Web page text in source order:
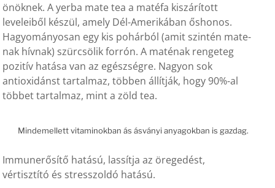
önöknek. A yerba mate tea a matéfa kiszárított
leveleiből készül, amely Dél-Amerikában őshonos.
Hagyományosan egy kis pohárból (amit szintén mate-
nak hívnak) szürcsölik forrón. A maténak rengeteg
pozitív hatása van az egészségre. Nagyon sok
antioxidánst tartalmaz, többen állítják, hogy 90%-al
többet tartalmaz, mint a zöld tea.
Mindemellett vitaminokban ás ásványi anyagokban is gazdag.
Immunerősítő hatású, lassítja az öregedést,
vértisztító és stresszoldó hatású.